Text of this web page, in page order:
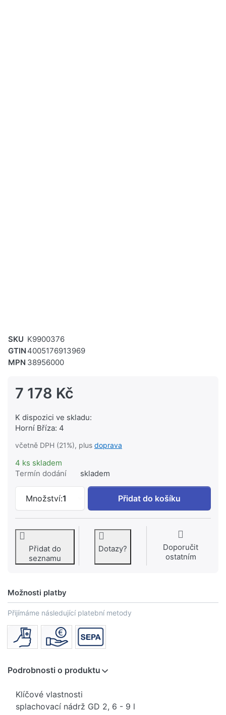
SKU K9900376
GTIN 4005176913969
MPN 38956000
7 178 Kč
K dispozici ve skladu:
Horní Bříza: 4
včetně DPH (21%), plus doprava
4 ks skladem
Termín dodání
skladem
Množství:1
GROHE Solido Sada 3 v 1 WC,
Přidat do košíku
Přidat do
seznamu
Dotazy?
Doporučit
ostatním
Možnosti platby
Přijímáme následující platební metody
Podrobnosti o produktu
Klíčové vlastnosti
splachovací nádrž GD 2, 6 - 9 l